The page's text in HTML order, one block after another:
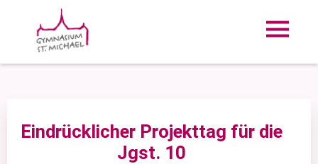
Eindrücklicher Projekttag für die
Jgst. 10